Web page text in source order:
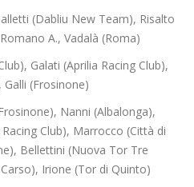
(Dabliu New Team), Risalto
A., Vadalà (Roma)
Galati (Aprilia Racing Club),
(Frosinone)
Nanni (Albalonga),
Club), Marrocco (Città di
Bellettini (Nuova Tor Tre
Irione (Tor di Quinto)